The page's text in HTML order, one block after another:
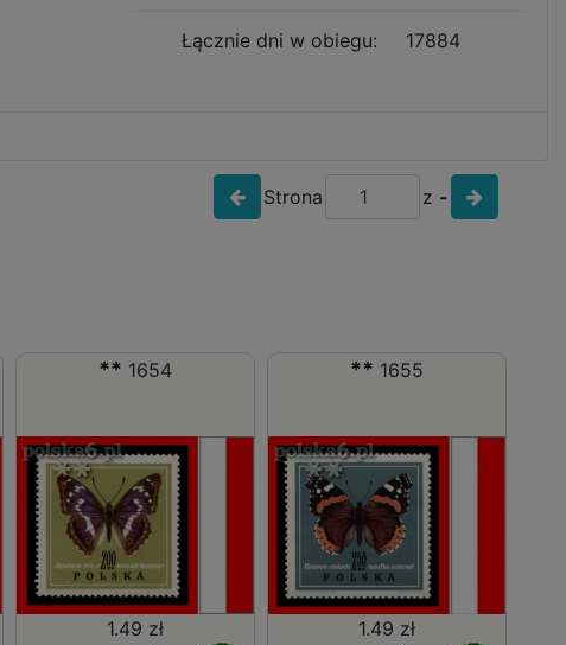
Łącznie dni w obiegu: 17884
Strona z -
** 1654
1.49 zł
** 1655
1.49 zł